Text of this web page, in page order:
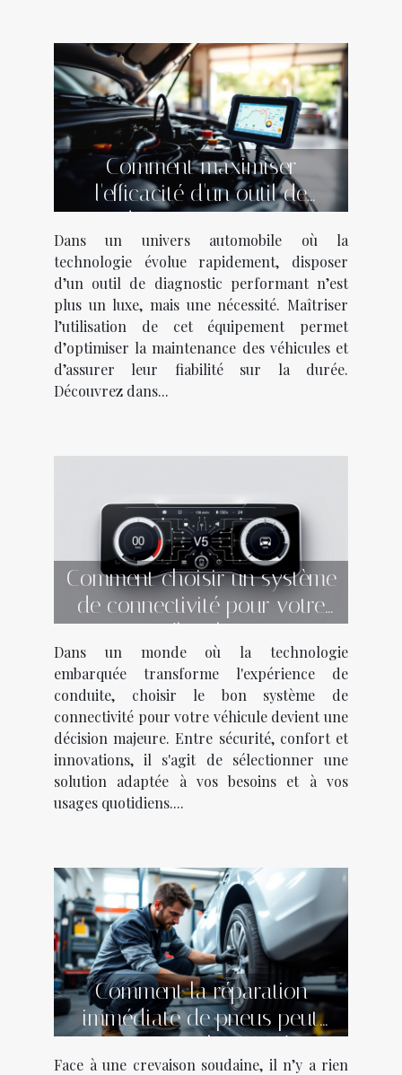
Comment maximiser
l'efficacité d'un outil de
diagnostic auto ?
Dans un univers automobile où la
technologie évolue rapidement, disposer
d’un outil de diagnostic performant n’est
plus un luxe, mais une nécessité. Maîtriser
l’utilisation de cet équipement permet
d’optimiser la maintenance des véhicules et
d’assurer leur fiabilité sur la durée.
Découvrez dans...
Comment choisir un système
de connectivité pour votre
véhicule ?
Dans un monde où la technologie
embarquée transforme l'expérience de
conduite, choisir le bon système de
connectivité pour votre véhicule devient une
décision majeure. Entre sécurité, confort et
innovations, il s'agit de sélectionner une
solution adaptée à vos besoins et à vos
usages quotidiens....
Comment la réparation
immédiate de pneus peut
vous sauver la journée ?
Face à une crevaison soudaine, il n’y a rien